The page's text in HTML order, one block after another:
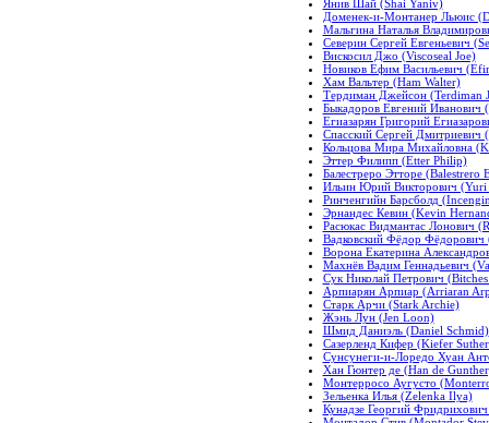
Янив Шай (Shai Yaniv)
Доменек-и-Монтанер Льюис
Мальгина Наталья
Северин Сергей Евгеньевич
Вискосил Джо (Viscoseal Joe)
Новиков Ефим Васильевич
Хам Вальтер (Ham Walter)
Тердиман Джейсон (Terdiman
Быкадоров Евгений
Егиазарян Григорий
Спасский Сергей Дмитриевич
Кольцова Мира Михайловна
Эттер Филипп (Etter Philip)
Балестреро Этторе (Balestrero
Ильин Юрий Викторович
Ринченгийн Барсболд
Эрнандес Кевин (Kevin
Расюкас Видмантас Лонович
Вадковский Фёдор Фёдорович
Ворона Екатерина
Махнёв Вадим Геннадьевич
Сук Николай Петрович
Арпиарян Арпиар (Arriaran
Старк Арчи (Stark Archie)
Жэнь Лун (Jen Loon)
Шмид Даниэль (Daniel Schmid)
Сазерленд Кифер (Kiefer
Сунсунеги-и-Лоредо Хуан
Хан Гюнтер де (Han de
Монтерросо Аугусто
Зельенка Илья (Zelenka Ilya)
Кунадзе Георгий